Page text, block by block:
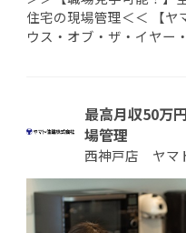
住宅の現場管理＜＜ 【ヤ
ウス・オブ・ザ・イヤー
最高月収50万
場管理
西神戸店 ヤマ